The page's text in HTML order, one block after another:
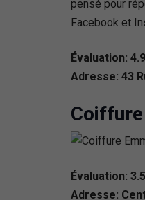
pensé pour
Facebook et
Évaluation:
Adresse: 43
Évaluation:
Adresse: